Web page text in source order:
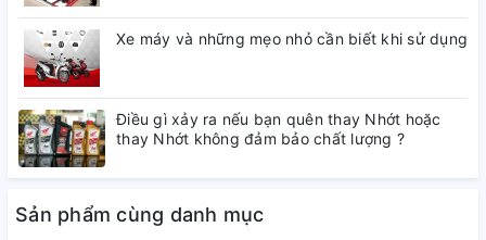
Xe máy và những mẹo nhỏ cần biết khi sử dụng
Điều gì xảy ra nếu bạn quên thay Nhớt hoặc
thay Nhớt không đảm bảo chất lượng ?
Sản phẩm cùng danh mục